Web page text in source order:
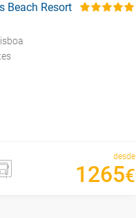
Beach Resort
desde
1265€